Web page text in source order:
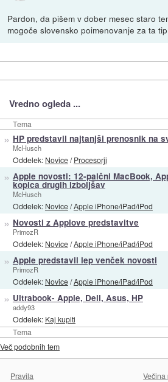
Pardon, da pišem v dober mesec staro
mogoče slovensko poimenovanje za ta
Vredno ogleda ...
Tema
Tema
» HP predstavil najtanjši prenosnik na
McHusch
Oddelek: Novice/Procesorji
» Apple novosti: 12-palčni MacBook,
kopica drugih izboljšav
McHusch
Oddelek: Novice/Apple iPhone/iPad/iPod
» Novosti z Applove predstavitve
PrimozR
Oddelek: Novice/Apple iPhone/iPad/iPod
» Apple predstavil lep venček novosti
PrimozR
Oddelek: Novice/Apple iPhone/iPad/iPod
» Ultrabook- Apple, Dell, Asus, HP
addy93
Oddelek: Kaj kupiti
Več podobnih tem
Pravila Večina